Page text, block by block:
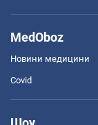
MedOboz
Новини медицини
Covid